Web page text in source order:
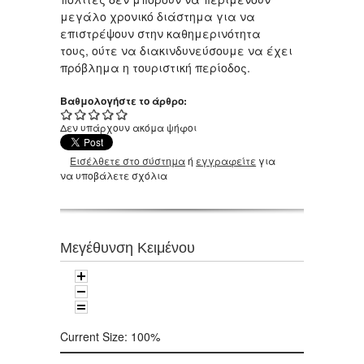
μεγάλο χρονικό διάστημα για να
επιστρέψουν στην καθημερινότητα
τους, ούτε να διακινδυνεύσουμε να έχει
πρόβλημα η τουριστική περίοδος.
Βαθμολογήστε το άρθρο:
Δεν υπάρχουν ακόμα ψήφοι
Εισέλθετε στο σύστημαή εγγραφείτε για
να υποβάλετε σχόλια
Μεγέθυνση Κειμένου
Current Size: 100%